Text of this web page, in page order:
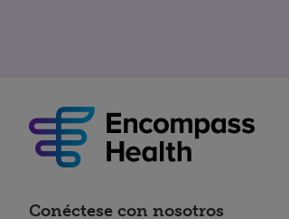
Conéctese con nosotros